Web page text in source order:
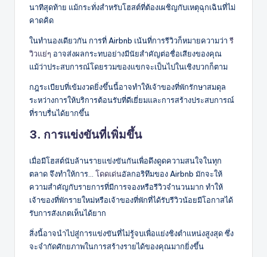
นาทีสุดท้าย แม้กระทั่งสำหรับโฮสต์ที่ต้องเผชิญกับเหตุฉุกเฉินที่ไม่
คาดคิด
ในทำนองเดียวกัน การที่ Airbnb เน้นที่การรีวิวก็หมายความว่า รี
วิวแย่ๆ อาจส่งผลกระทบอย่างมีนัยสำคัญต่อชื่อเสียงของคุณ
แม้ว่าประสบการณ์โดยรวมของแขกจะเป็นไปในเชิงบวกก็ตาม
กฎระเบียบที่เข้มงวดยิ่งขึ้นนี้อาจทำให้เจ้าของที่พักรักษาสมดุล
ระหว่างการให้บริการต้อนรับที่ดีเยี่ยมและการสร้างประสบการณ์
ที่ราบรื่นได้ยากขึ้น
3. การแข่งขันที่เพิ่มขึ้น
เมื่อมีโฮสต์นับล้านรายแข่งขันกันเพื่อดึงดูดความสนใจในทุก
ตลาด จึงทำให้การ... โดดเด่นอัลกอริทึมของ Airbnb มักจะให้
ความสำคัญกับรายการที่มีการจองหรือรีวิวจำนวนมาก ทำให้
เจ้าของที่พักรายใหม่หรือเจ้าของที่พักที่ได้รับรีวิวน้อยมีโอกาสได้
รับการสังเกตเห็นได้ยาก
สิ่งนี้อาจนำไปสู่การแข่งขันที่ไม่รู้จบเพื่อแย่งชิงตำแหน่งสูงสุด ซึ่ง
จะจำกัดศักยภาพในการสร้างรายได้ของคุณมากยิ่งขึ้น